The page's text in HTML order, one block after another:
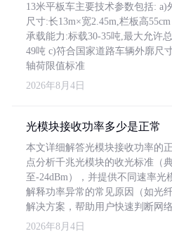
13米平板车主要技术参数包括: a)
尺寸:长13m×宽2.45m,栏板高55cm
承载能力:标载30-35吨,最大允许
49吨 c)符合国家道路车辆外廓尺
轴荷限值标准
2026年8月4日
光模块接收功率多少是正常
本文详细解答光模块接收功率的
点分析千兆光模块的收光标准（
至-24dBm），并提供不同速率光
解释功率异常的常见原因（如光
解决方案，帮助用户快速判断网
2026年8月4日